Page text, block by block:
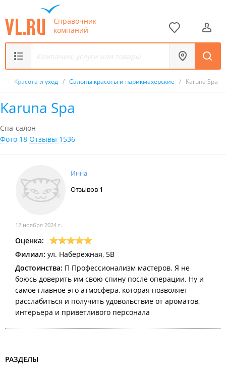
Справочник
компаний
Красота и уход / Салоны красоты и парикмахерские / Karuna Spa
Karuna Spa
Спа-салон
Фото 18 Отзывы 1536
Инна
Отзывов 1
12 ноября 2024 г.
Оценка:
Филиал: ул. Набережная, 5В
Достоинства: П Профессионализм мастеров. Я не
боюсь доверить им свою спину после операции. Ну и
самое главное это атмосфера, которая позволяет
расслабиться и получить удовольствие от ароматов,
интерьера и приветливого персонала
РАЗДЕЛЫ